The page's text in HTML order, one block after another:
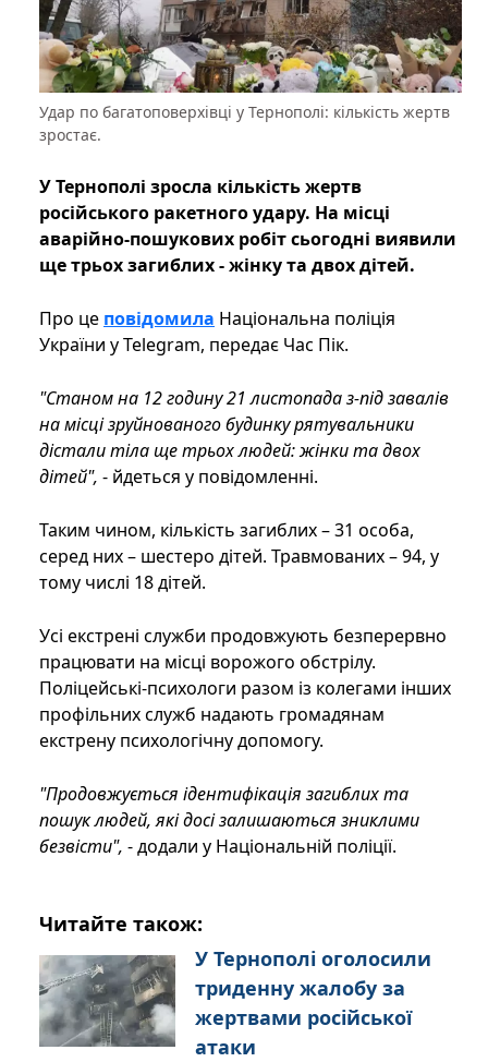
Удар по багатоповерхівці у Тернополі: кількість жертв
зростає.
У Тернополі зросла кількість жертв
російського ракетного удару. На місці
аварійно-пошукових робіт сьогодні виявили
ще трьох загиблих - жінку та двох дітей.
Про це повідомила Національна поліція
України у Telegram, передає Час Пік.
"Станом на 12 годину 21 листопада з-під завалів
на місці зруйнованого будинку рятувальники
дістали тіла ще трьох людей: жінки та двох
дітей", - йдеться у повідомленні.
Таким чином, кількість загиблих – 31 особа,
серед них – шестеро дітей. Травмованих – 94, у
тому числі 18 дітей.
Усі екстрені служби продовжують безперервно
працювати на місці ворожого обстрілу.
Поліцейські-психологи разом із колегами інших
профільних служб надають громадянам
екстрену психологічну допомогу.
"Продовжується ідентифікація загиблих та
пошук людей, які досі залишаються зниклими
безвісти", - додали у Національній поліції.
Читайте також:
У Тернополі оголосили
триденну жалобу за
жертвами російської
атаки